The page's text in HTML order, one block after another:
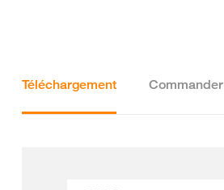
Téléchargement Commander